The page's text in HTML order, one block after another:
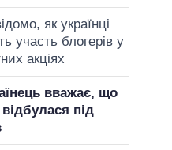
як українці
участь блогерів у
акціях
вважає, що
під